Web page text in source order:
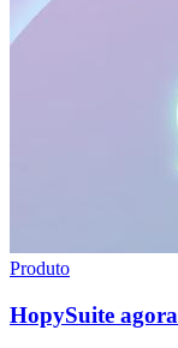
Produto
HopySuite